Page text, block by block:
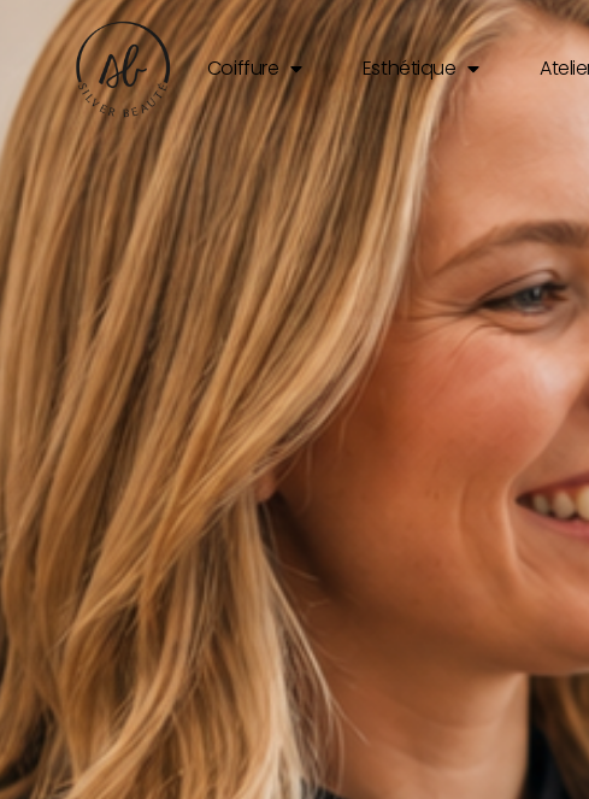
Coiffure Esthétique